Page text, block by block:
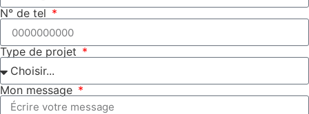
N° de tel
Type de projet
Mon message